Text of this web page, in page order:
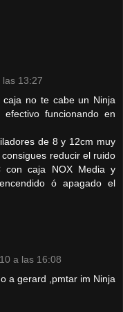
13:27
no te cabe un Ninja
funcionando en
de 8 y 12cm muy
reducir el ruido
con caja NOX Media y
ó apagado el
a las 16:08
a gerard ,pmtar im Ninja